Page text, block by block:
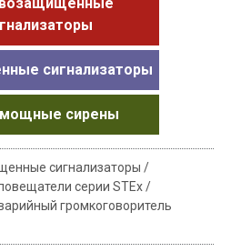
сигнализаторы
сирены
сигнализаторы /
серии STEx/
громкоговоритель